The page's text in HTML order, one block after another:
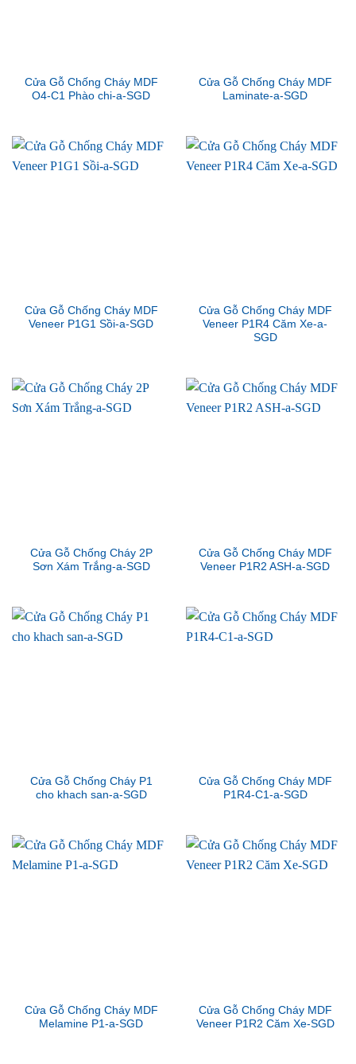
Cửa Gỗ Chống Cháy MDF
O4-C1 Phào chi-a-SGD
Cửa Gỗ Chống Cháy MDF
Laminate-a-SGD
Cửa Gỗ Chống Cháy MDF
Veneer P1G1 Sồi-a-SGD
Cửa Gỗ Chống Cháy MDF
Veneer P1R4 Căm Xe-a-
SGD
Cửa Gỗ Chống Cháy 2P
Sơn Xám Trắng-a-SGD
Cửa Gỗ Chống Cháy MDF
Veneer P1R2 ASH-a-SGD
Cửa Gỗ Chống Cháy P1
cho khach san-a-SGD
Cửa Gỗ Chống Cháy MDF
P1R4-C1-a-SGD
Cửa Gỗ Chống Cháy MDF
Melamine P1-a-SGD
Cửa Gỗ Chống Cháy MDF
Veneer P1R2 Căm Xe-SGD